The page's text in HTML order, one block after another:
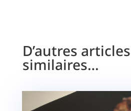
D’autres articles
similaires…